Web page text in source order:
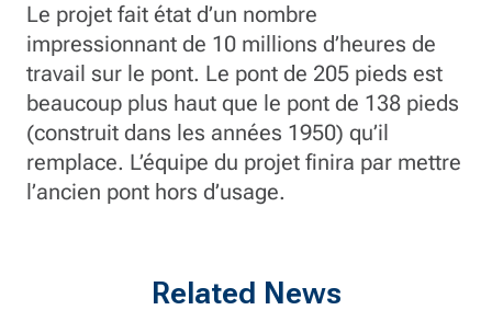
Le projet fait état d’un nombre
impressionnant de 10 millions d’heures de
travail sur le pont. Le pont de 205 pieds est
beaucoup plus haut que le pont de 138 pieds
(construit dans les années 1950) qu’il
remplace. L’équipe du projet finira par mettre
l’ancien pont hors d’usage.
Related News